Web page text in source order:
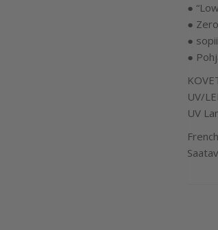
●
●
●
●
UV/
UV